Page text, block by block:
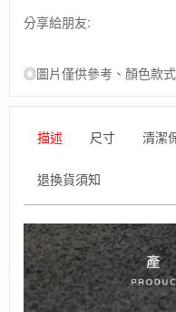
GTX
中
登
鞋
分享給朋友:
◎圖片僅供參考、顏色款
描述 尺寸 清潔
退換貨須知